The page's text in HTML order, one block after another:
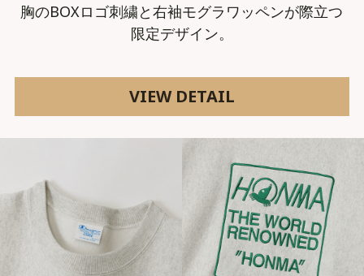
胸のBOXロゴ刺繍と右袖モグラワッペンが際立つ
限定デザイン。
VIEW DETAIL